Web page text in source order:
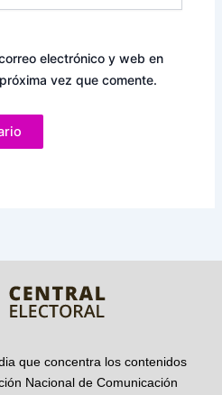
electrónico y web en
vez que comente.
que concentra los contenidos
Nacional de Comunicación